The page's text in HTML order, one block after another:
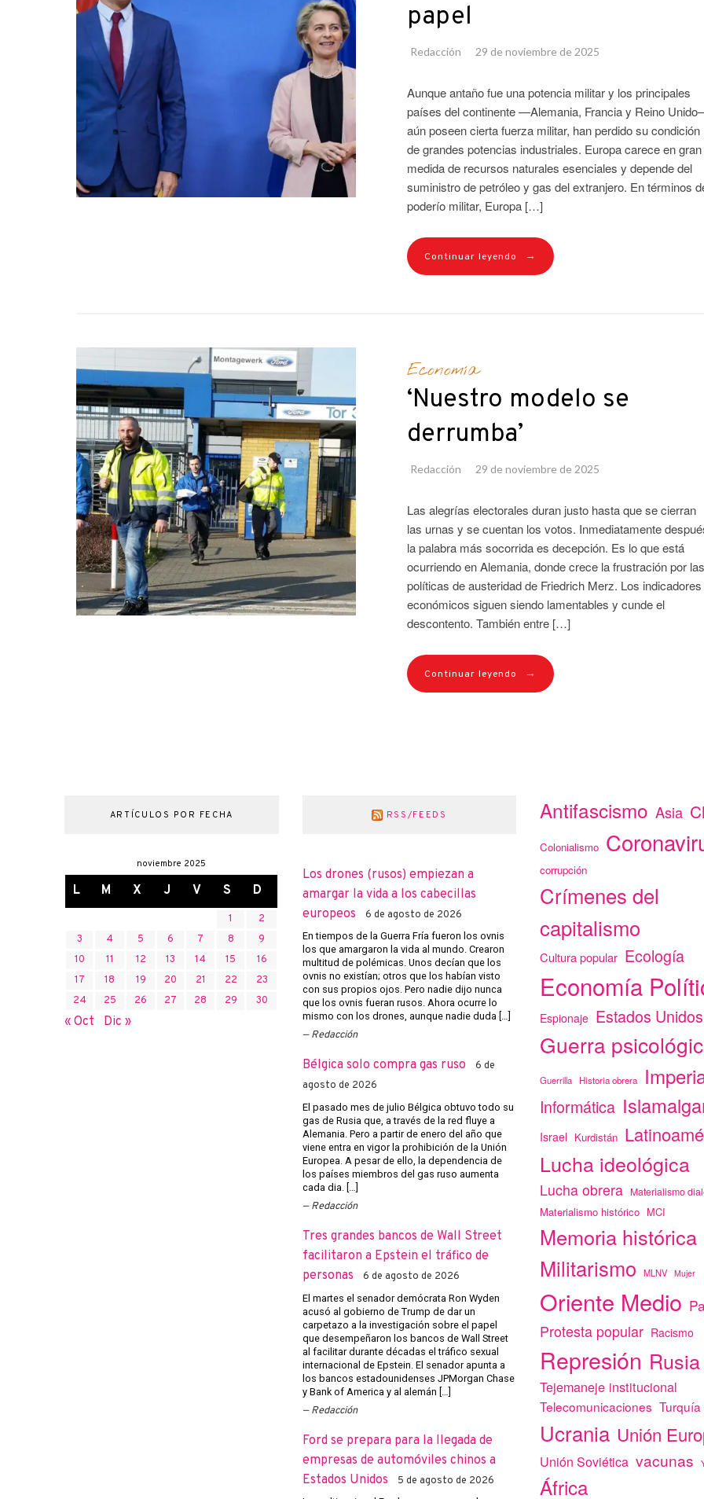
papel
Redacción 29 de noviembre de 2025
Aunque antaño fue una potencia militar y los principales
países del continente —Alemania, Francia y Reino
aún poseen cierta fuerza militar, han perdido su condición
de grandes potencias industriales. Europa carece en gran
medida de recursos naturales esenciales y depende del
suministro de petróleo y gas del extranjero. En términos
poderío militar, Europa […]
Continuar leyendo →
Economía
‘Nuestro modelo se
derrumba’
Redacción 29 de noviembre de 2025
Las alegrías electorales duran justo hasta que se cierran
las urnas y se cuentan los votos. Inmediatamente
la palabra más socorrida es decepción. Es lo que está
ocurriendo en Alemania, donde crece la frustración por las
políticas de austeridad de Friedrich Merz. Los indicadores
económicos siguen siendo lamentables y cunde el
descontento. También entre […]
Continuar leyendo →
ARTÍCULOS POR FECHA
noviembre 2025
L M X J V S D
1
2
3
4 5 6 7 8
9
10
11 12 13 14 15
16
17
18 19 20 21 22
23
24
25 26 27 28 29 30
« Oct Dic »
RSS/FEEDS
Los drones (rusos) empiezan a
amargar la vida a los cabecillas
europeos
6 de agosto de 2026
En tiempos de la Guerra Fría fueron los ovnis
los que amargaron la vida al mundo. Crearon
multitud de polémicas. Unos decían que los
ovnis no existían; otros que los habían visto
con sus propios ojos. Pero nadie dijo nunca
que los ovnis fueran rusos. Ahora ocurre lo
mismo con los drones, aunque nadie duda […]
Redacción
Bélgica solo compra gas ruso
6 de
agosto de 2026
El pasado mes de julio Bélgica obtuvo todo su
gas de Rusia que, a través de la red fluye a
Alemania. Pero a partir de enero del año que
viene entra en vigor la prohibición de la Unión
Europea. A pesar de ello, la dependencia de
los países miembros del gas ruso aumenta
cada dia. […]
Redacción
Tres grandes bancos de Wall Street
facilitaron a Epstein el tráfico de
personas
6 de agosto de 2026
El martes el senador demócrata Ron Wyden
acusó al gobierno de Trump de dar un
carpetazo a la investigación sobre el papel
que desempeñaron los bancos de Wall Street
al facilitar durante décadas el tráfico sexual
internacional de Epstein. El senador apunta a
los bancos estadounidenses JPMorgan Chase
y Bank of America y al alemán […]
Redacción
Ford se prepara para la llegada de
empresas de automóviles chinos a
Estados Unidos
5 de agosto de 2026
Antifascismo Asia
Colonialismo
corrupción
Crímenes del
capitalismo
Cultura popular Ecología
Economía
Espionaje Estados Unidos
Guerra
Guerrilla Historia obrera
Informática
Israel Kurdistán
Lucha ideológica
Lucha obrera Materialismo
Materialismo histórico MCI
Memoria histórica
Militarismo
MLNV Mujer
Oriente Medio
Protesta popular Racismo
Represión Rusia
Tejemaneje institucional
Telecomunicaciones Turquía
Ucrania Unión
Unión Soviética vacunas
África